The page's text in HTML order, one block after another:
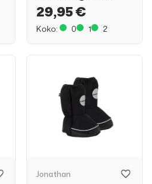
29,95 €
Koko: 0 1 2
Jonathan